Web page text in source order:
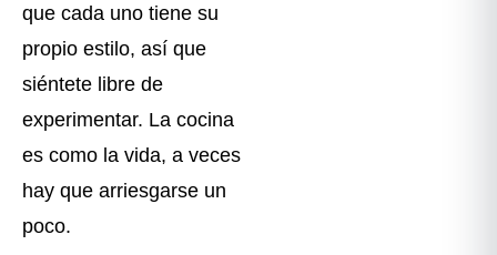
que cada uno tiene su
propio estilo, así que
siéntete libre de
experimentar. La cocina
es como la vida, a veces
hay que arriesgarse un
poco.